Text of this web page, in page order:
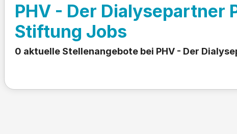
PHV - Der Dialysepartner
Stiftung Jobs
0 aktuelle Stellenangebote bei PHV - Der